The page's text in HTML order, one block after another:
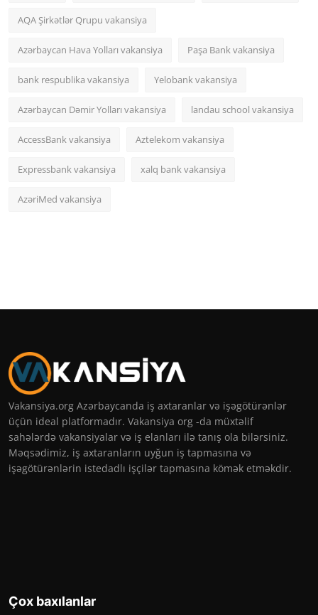
AQA Şirkətlər Qrupu vakansiya
Azərbaycan Hava Yolları vakansiya Paşa Bank vakansiya
bank respublika vakansiya Yelobank vakansiya
Azərbaycan Dəmir Yolları vakansiya landau school vakansiya
AccessBank vakansiya Aztelekom vakansiya
Expressbank vakansiya xalq bank vakansiya
AzəriMed vakansiya
Vakansiya.org Azərbaycanda iş axtaranlar və işəgötürənlər
üçün ideal platformadır. Vakansiya org -da müxtəlif
sahələrdə vakansiyalar və iş elanları ilə tanış ola bilərsiniz.
Məqsədimiz, iş axtaranların uyğun iş tapmasına və
işəgötürənlərin istedadlı işçilər tapmasına kömək etməkdir.
Çox baxılanlar